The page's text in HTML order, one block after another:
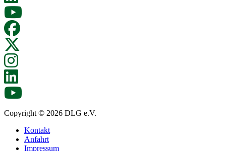
Copyright © 2026 DLG e.V.
Kontakt
Anfahrt
Impressum